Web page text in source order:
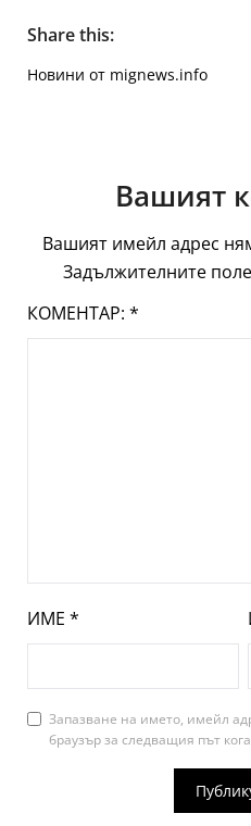
Share this:
Новини от mignews.info
Вашият
Вашият имейл адрес
Задължителните
КОМЕНТАР: *
ИМЕ *
Запазване на името, имейл
браузър за следващия път